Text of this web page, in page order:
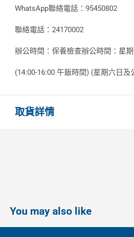
WhatsApp聯絡電話：95450802
聯絡電話：24170002
辦公時間：保養檢查辦公時間：星
(14:00-16:00 午飯時間) (星期六日及
取貨詳情
You may also like